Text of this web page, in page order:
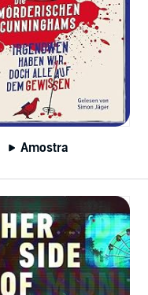
Amostra